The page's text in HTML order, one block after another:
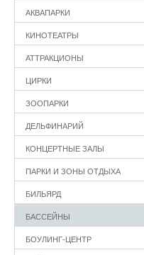
АКВАПАРКИ
КИНОТЕАТРЫ
АТТРАКЦИОНЫ
ЦИРКИ
ЗООПАРКИ
ДЕЛЬФИНАРИЙ
КОНЦЕРТНЫЕ ЗАЛЫ
ПАРКИ И ЗОНЫ ОТДЫХА
БИЛЬЯРД
БАССЕЙНЫ
БОУЛИНГ-ЦЕНТР